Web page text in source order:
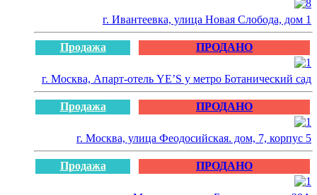
г. Ивантеевка, улица Новая Слобода, дом 1
Продажа ПРОДАНО
г. Москва, Апарт-отель YE’S у метро Ботанический сад
Продажа ПРОДАНО
г. Москва, улица Феодосийская. дом, 7, корпус 5
Продажа ПРОДАНО